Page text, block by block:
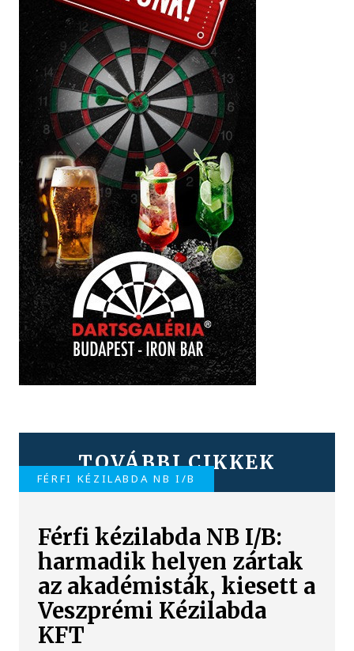
TOVÁBBI CIKKEK
FÉRFI KÉZILABDA NB I/B
Férfi kézilabda NB I/B:
harmadik helyen zártak
az akadémisták, kiesett a
Veszprémi Kézilabda
KFT